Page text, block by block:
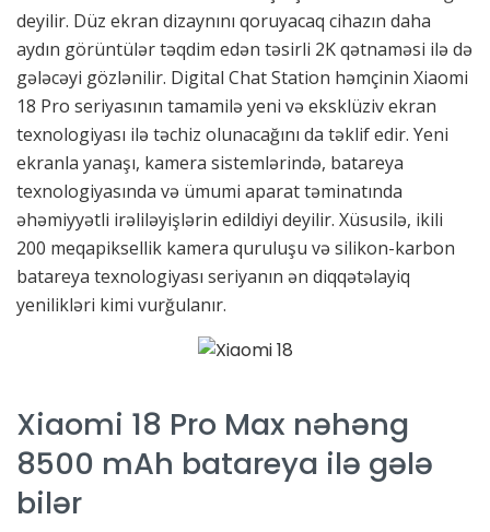
deyilir. Düz ekran dizaynını qoruyacaq cihazın daha
aydın görüntülər təqdim edən təsirli 2K qətnaməsi ilə də
gələcəyi gözlənilir. Digital Chat Station həmçinin Xiaomi
18 Pro seriyasının tamamilə yeni və eksklüziv ekran
texnologiyası ilə təchiz olunacağını da təklif edir. Yeni
ekranla yanaşı, kamera sistemlərində, batareya
texnologiyasında və ümumi aparat təminatında
əhəmiyyətli irəliləyişlərin edildiyi deyilir. Xüsusilə, ikili
200 meqapiksellik kamera quruluşu və silikon-karbon
batareya texnologiyası seriyanın ən diqqətəlayiq
yenilikləri kimi vurğulanır.
Xiaomi 18 Pro Max nəhəng
8500 mAh batareya ilə gələ
bilər